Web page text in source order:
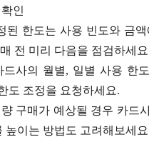
인
된 한도는 사용 빈도와 금
전 미리 다음을 점검하세
드사의 월별, 일별 사용 한
도 조정을 요청하세요.
구매가 예상될 경우 카드
높이는 방법도 고려해보세